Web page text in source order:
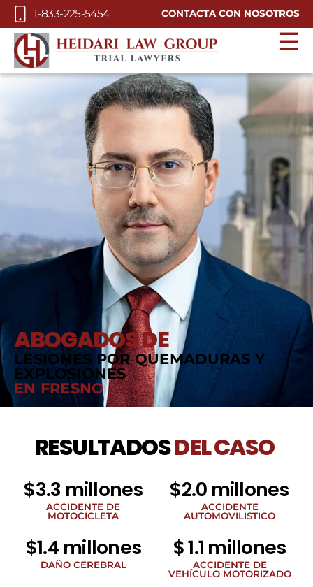
Skip to Main Content
1-833-225-5454 CONTACTA CON NOSOTROS
☰
ABOGADOS DE
LESIONES POR QUEMADURAS Y
EXPLOSIONES
EN FRESNO
RESULTADOSDEL CASO
$3.3 millones
ACCIDENTE DE
MOTOCICLETA
$2.0 millones
ACCIDENTE
AUTOMOVILISTICO
$1.4 millones
DAÑO CEREBRAL
$ 1.1 millones
ACCIDENTE DE
VEHÍCULO MOTORIZADO